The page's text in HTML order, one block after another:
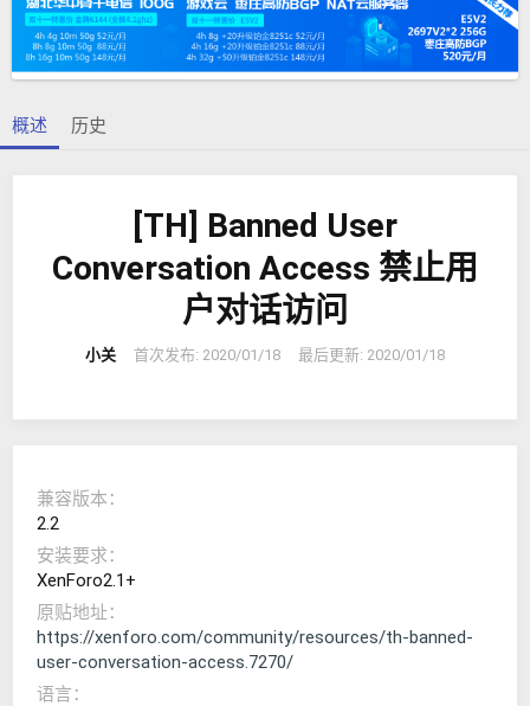
期
概述 历史
[TH] Banned User
Conversation Access 禁止用
户对话访问
小关 首次发布: 2020/01/18 最后更新: 2020/01/18
兼容版本
2.2
安装要求
XenForo2.1+
原贴地址
https://xenforo.com/community/resources/th-banned-
user-conversation-access.7270/
语言